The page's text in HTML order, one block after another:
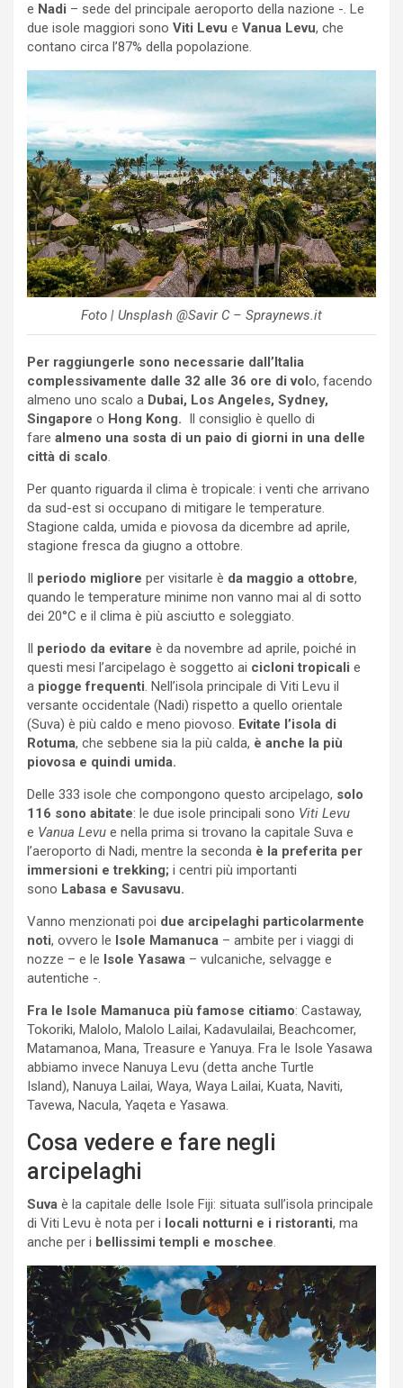
e Nadi – sede del principale aeroporto della nazione -. Le
due isole maggiori sono Viti Levu e Vanua Levu, che
contano circa l’87% della popolazione.
Foto | Unsplash @Savir C – Spraynews.it
Per raggiungerle sono necessarie dall’Italia
complessivamente dalle 32 alle 36 ore di volo, facendo
almeno uno scalo a Dubai, Los Angeles, Sydney,
Singapore o Hong Kong. Il consiglio è quello di
fare almeno una sosta di un paio di giorni in una delle
città di scalo.
Per quanto riguarda il clima è tropicale: i venti che arrivano
da sud-est si occupano di mitigare le temperature.
Stagione calda, umida e piovosa da dicembre ad aprile,
stagione fresca da giugno a ottobre.
Il periodo migliore per visitarle è da maggio a ottobre,
quando le temperature minime non vanno mai al di sotto
dei 20°C e il clima è più asciutto e soleggiato.
Il periodo da evitare è da novembre ad aprile, poiché in
questi mesi l’arcipelago è soggetto ai cicloni tropicali e
a piogge frequenti. Nell’isola principale di Viti Levu il
versante occidentale (Nadi) rispetto a quello orientale
(Suva) è più caldo e meno piovoso. Evitate l’isola di
Rotuma, che sebbene sia la più calda, è anche la più
piovosa e quindi umida.
Delle 333 isole che compongono questo arcipelago, solo
116 sono abitate: le due isole principali sono Viti Levu
e Vanua Levu e nella prima si trovano la capitale Suva e
l’aeroporto di Nadi, mentre la seconda è la preferita per
immersioni e trekking; i centri più importanti
sono Labasa e Savusavu.
Vanno menzionati poi due arcipelaghi particolarmente
noti, ovvero le Isole Mamanuca – ambite per i viaggi di
nozze – e le Isole Yasawa – vulcaniche, selvagge e
autentiche -.
Fra le Isole Mamanuca più famose citiamo: Castaway,
Tokoriki, Malolo, Malolo Lailai, Kadavulailai, Beachcomer,
Matamanoa, Mana, Treasure e Yanuya. Fra le Isole Yasawa
abbiamo invece Nanuya Levu (detta anche Turtle
Island), Nanuya Lailai, Waya, Waya Lailai, Kuata, Naviti,
Tavewa, Nacula, Yaqeta e Yasawa.
Cosa vedere e fare negli
arcipelaghi
Suva è la capitale delle Isole Fiji: situata sull’isola principale
di Viti Levu è nota per i locali notturni e i ristoranti, ma
anche per i bellissimi templi e moschee.